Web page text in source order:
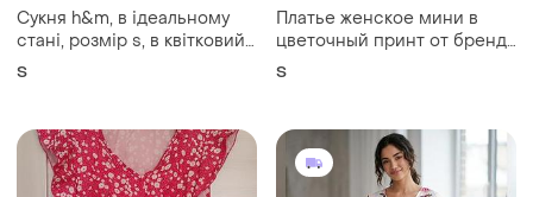
Сукня h&m, в ідеальному
стані, розмір s, в квітковий
принт
S
Платье женское мини в
цветочный принт от бренда
ff s
S